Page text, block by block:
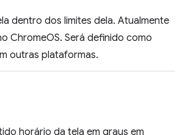
dentro dos limites dela. Atualmente
ChromeOS. Será definido como
outras plataformas.
horário da tela em graus em